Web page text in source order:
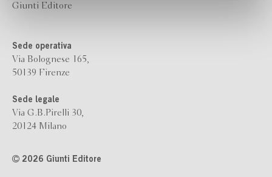
Giunti Editore
Sede operativa
Via Bolognese 165,
50139 Firenze
Sede legale
Via G.B.Pirelli 30,
20124 Milano
2026 Giunti Editore